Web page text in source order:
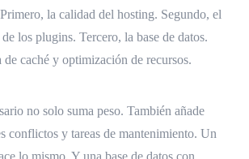
la calidad del hosting. Segundo, el
los plugins. Tercero, la base de datos.
caché y optimización de recursos.
no solo suma peso. También añade
conflictos y tareas de mantenimiento. Un